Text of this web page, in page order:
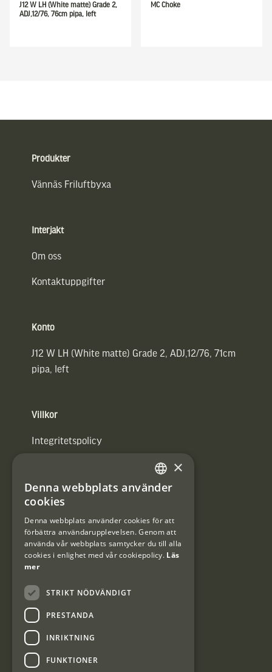
J12 W LH (White matte) Grade 2,
ADJ,12/76, 76cm pipa, left
MC Choke
Produkter
Vännäs Friluftbyxa
Interjakt
Om oss
Kontaktuppgifter
Konto
J12 W LH (White matte) Grade 2, ADJ,12/76, 71cm
pipa, left
Villkor
Integritetspolicy
#Interjaktfamily
Kundklubb
Information om kundklubben.
SWEDISH
×
Denna webbplats använder
cookies
Denna webbplats använder cookies för att
förbättra användarupplevelsen. Genom att
använda vår webbplats samtycker du till alla
cookies i enlighet med vår cookiepolicy. Läs
mer
STRIKT NÖDVÄNDIGT
PRESTANDA
INRIKTNING
FUNKTIONER